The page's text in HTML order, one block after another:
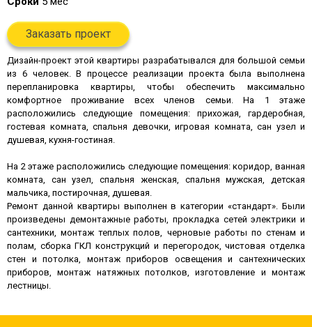
Заказать проект
Дизайн-проект этой квартиры разрабатывался для большой семьи
из 6 человек. В процессе реализации проекта была выполнена
перепланировка квартиры, чтобы обеспечить максимально
комфортное проживание всех членов семьи. На 1 этаже
расположились следующие помещения: прихожая, гардеробная,
гостевая комната, спальня девочки, игровая комната, сан узел и
душевая, кухня-гостиная.
На 2 этаже расположились следующие помещения: коридор, ванная
комната, сан узел, спальня женская, спальня мужская, детская
мальчика, постирочная, душевая.
Ремонт данной квартиры выполнен в категории «стандарт». Были
произведены демонтажные работы, прокладка сетей электрики и
сантехники, монтаж теплых полов, черновые работы по стенам и
полам, сборка ГКЛ конструкций и перегородок, чистовая отделка
стен и потолка, монтаж приборов освещения и сантехнических
приборов, монтаж натяжных потолков, изготовление и монтаж
лестницы.